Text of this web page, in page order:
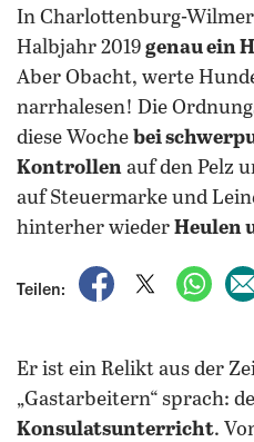
In Charlottenburg-
Halbjahr 2019 genau ein
Aber Obacht, werte
narrhalesen! Die
diese Woche bei
Kontrollen auf den Pelz
auf Steuermarke und
hinterher wieder Heulen
Teilen:
auf Facebook
auf X teilen
per
Er ist ein Relikt aus der
„Gastarbeitern“ sprach:
Konsulatsunterricht.